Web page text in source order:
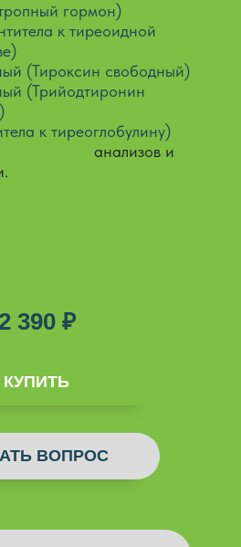
гормон)
к тиреоидной
(Тироксин свободный)
(Трийодтиронин
к тиреоглобулину)
анализов и
2 390 ₽
КУПИТЬ
ВОПРОС